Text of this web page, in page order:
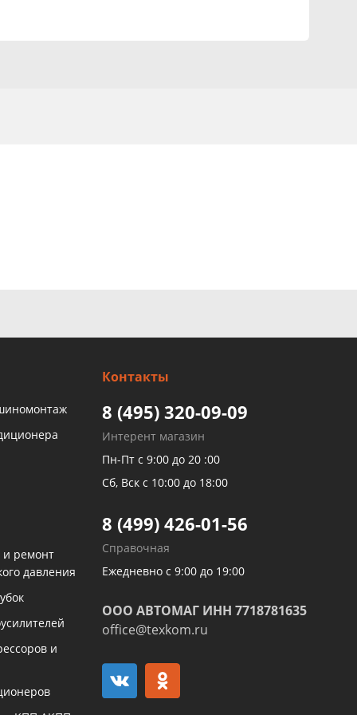
и ремонт
давления
и
Контакты
8 (495) 320-09-09
Интерент магазин
Пн-Пт с 9:00 до 20 :00
Сб, Вск с 10:00 до 18:00
8 (499) 426-01-56
Справочная
Ежедневно с 9:00 до 19:00
ООО АВТОМАГ ИНН 7718781635
office@texkom.ru